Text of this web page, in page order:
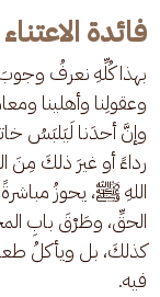
فائدة
بهذا كُلِّهِ نعرفُ وجوبَ
وعقولِنا وأهلينا
وإنَّ أحدَنا لَيَلبَسُ
رداءً أو غيرَ ذلكَ
اللهِ ﷺ، يحوزُ مباشرةً
الحقِّ، وطَرْقَ بابِ
كذلكَ، بل ويأكلُ
فيه.